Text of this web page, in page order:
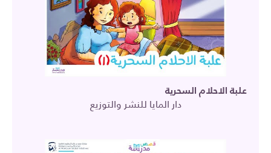
علبة الاحلام السحرية
دار المايا للنشر والتوزيع